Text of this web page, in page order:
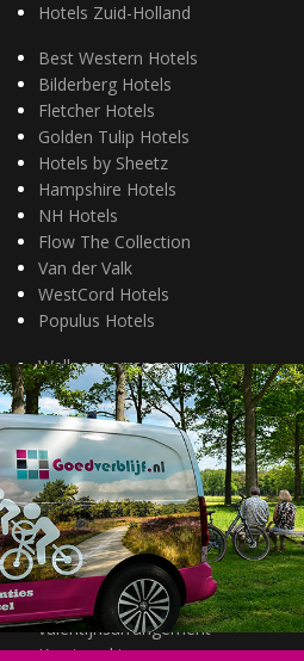
Hotels Zuid-Holland
Best Western Hotels
Bilderberg Hotels
Fletcher Hotels
Golden Tulip Hotels
Hotels by Sheetz
Hampshire Hotels
NH Hotels
Flow The Collection
Van der Valk
WestCord Hotels
Populus Hotels
Wellness arrangementen
3=2 aanbiedingen
Fietsarrangementen
Kerstarrangementen
Halfpension arrangementen
Oud & nieuw arrangementen
Fietsen van hotel naar hotel
Wandelen van hotel naar hotel
Wildarrangementen
Actuele topdeals
valentijnsarrangement
Kerstmarkten